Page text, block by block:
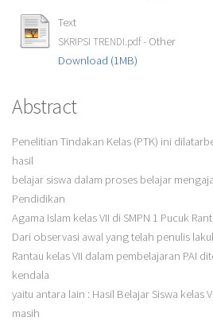
Text
SKRIPSI TRENDI.pdf- Other
Download (1MB)
Abstract
Penelitian Tindakan Kelas (PTK) ini
hasil
belajar siswa dalam proses belajar
Pendidikan
Agama Islam kelas VII di SMPN 1 Pucuk
Dari observasi awal yang telah penulis
Rantau kelas VII dalam pembelajaran PAI
kendala
yaitu antara lain : Hasil Belajar Siswa kelas
masih